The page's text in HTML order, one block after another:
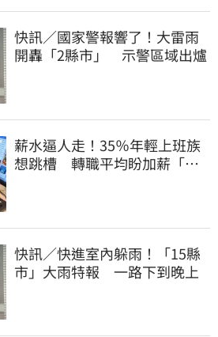
快訊／國家警報響了！大雷雨
開轟「2縣市」 示警區域出爐
薪水逼人走！35％年輕上班族
想跳槽 轉職平均盼加薪「破
快訊／快進室內躲雨！「15縣
市」大雨特報 一路下到晚上